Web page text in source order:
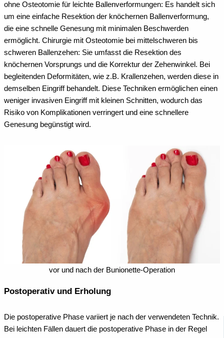
ohne Osteotomie für leichte Ballenverformungen: Es handelt sich
um eine einfache Resektion der knöchernen Ballenverformung,
die eine schnelle Genesung mit minimalen Beschwerden
ermöglicht. Chirurgie mit Osteotomie bei mittelschweren bis
schweren Ballenzehen: Sie umfasst die Resektion des
knöchernen Vorsprungs und die Korrektur der Zehenwinkel. Bei
begleitenden Deformitäten, wie z.B. Krallenzehen, werden diese in
demselben Eingriff behandelt. Diese Techniken ermöglichen einen
weniger invasiven Eingriff mit kleinen Schnitten, wodurch das
Risiko von Komplikationen verringert und eine schnellere
Genesung begünstigt wird.
vor und nach der Bunionette-Operation
Postoperativ und Erholung
Die postoperative Phase variiert je nach der verwendeten Technik.
Bei leichten Fällen dauert die postoperative Phase in der Regel